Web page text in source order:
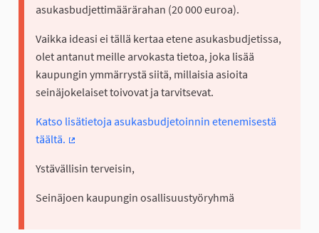
asukasbudjettimäärärahan (20 000 euroa).
Vaikka ideasi ei tällä kertaa etene asukasbudjetissa,
olet antanut meille arvokasta tietoa, joka lisää
kaupungin ymmärrystä siitä, millaisia asioita
seinäjokelaiset toivovat ja tarvitsevat.
Katso lisätietoja asukasbudjetoinnin etenemisestä
täältä.
Ystävällisin terveisin,
Seinäjoen kaupungin osallisuustyöryhmä